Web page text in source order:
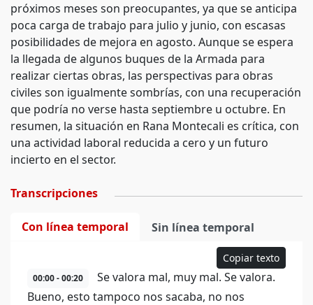
próximos meses son preocupantes, ya que se anticipa
poca carga de trabajo para julio y junio, con escasas
posibilidades de mejora en agosto. Aunque se espera
la llegada de algunos buques de la Armada para
realizar ciertas obras, las perspectivas para obras
civiles son igualmente sombrías, con una recuperación
que podría no verse hasta septiembre u octubre. En
resumen, la situación en Rana Montecali es crítica, con
una actividad laboral reducida a cero y un futuro
incierto en el sector.
Transcripciones
Con línea temporal Sin línea temporal
Copiar texto
00:00 - 00:20
Se valora mal, muy mal. Se valora.
Bueno, esto tampoco nos sacaba, no nos